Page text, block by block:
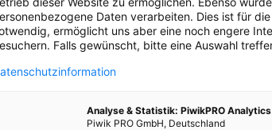
Daten verarbeiten. Dies ist für
ermöglicht uns aber eine noch engere
Falls gewünscht, bitte eine Auswahl
Analyse & Statistik: PiwikPRO
Piwik PRO GmbH, Deutschland